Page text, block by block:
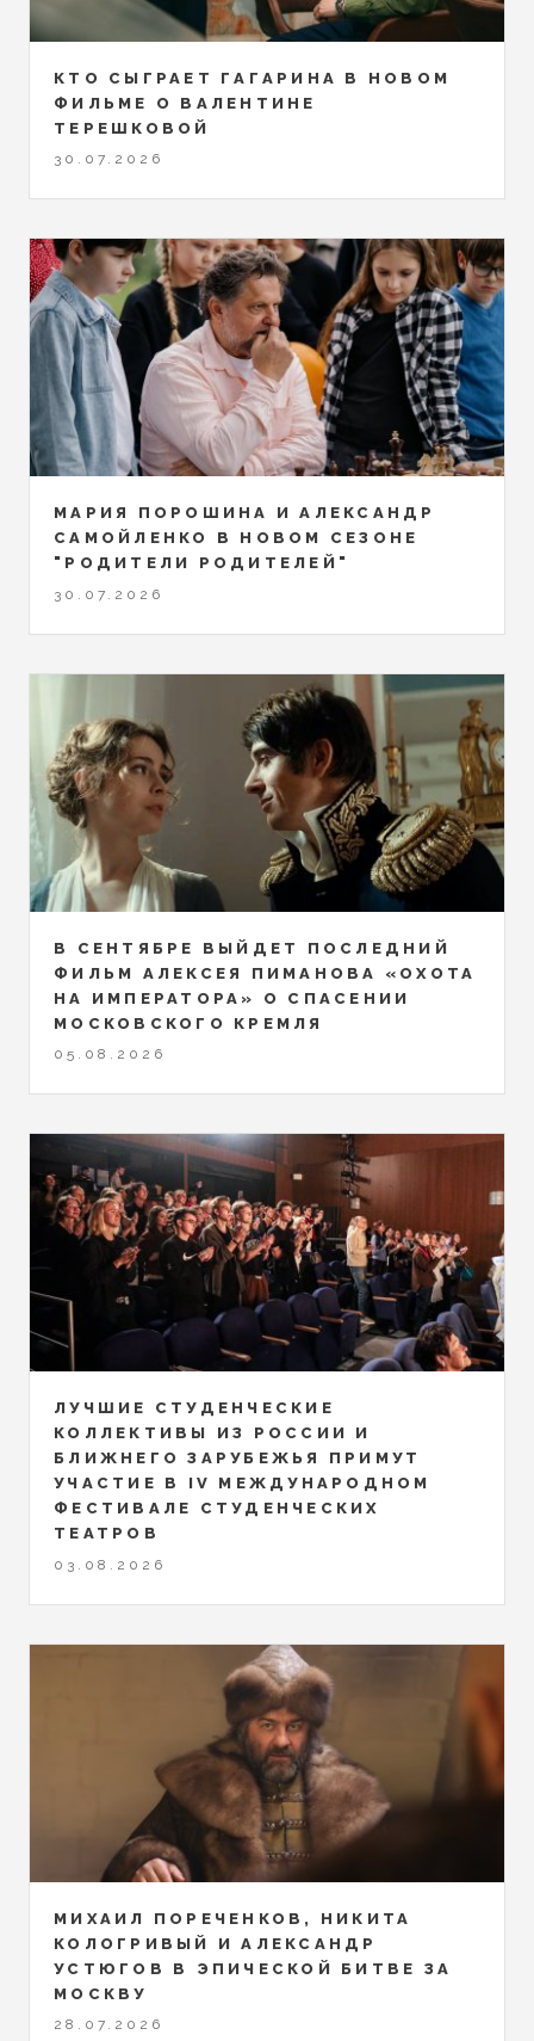
КТО СЫГРАЕТ ГАГАРИНА В НОВОМ
ФИЛЬМЕ О ВАЛЕНТИНЕ
ТЕРЕШКОВОЙ
30.07.2026
МАРИЯ ПОРОШИНА И АЛЕКСАНДР
САМОЙЛЕНКО В НОВОМ СЕЗОНЕ
"РОДИТЕЛИ РОДИТЕЛЕЙ"
30.07.2026
В СЕНТЯБРЕ ВЫЙДЕТ ПОСЛЕДНИЙ
ФИЛЬМ АЛЕКСЕЯ ПИМАНОВА «ОХОТА
НА ИМПЕРАТОРА» О СПАСЕНИИ
МОСКОВСКОГО КРЕМЛЯ
05.08.2026
ЛУЧШИЕ СТУДЕНЧЕСКИЕ
КОЛЛЕКТИВЫ ИЗ РОССИИ И
БЛИЖНЕГО ЗАРУБЕЖЬЯ ПРИМУТ
УЧАСТИЕ В IV МЕЖДУНАРОДНОМ
ФЕСТИВАЛЕ СТУДЕНЧЕСКИХ
ТЕАТРОВ
03.08.2026
МИХАИЛ ПОРЕЧЕНКОВ, НИКИТА
КОЛОГРИВЫЙ И АЛЕКСАНДР
УСТЮГОВ В ЭПИЧЕСКОЙ БИТВЕ ЗА
МОСКВУ
28.07.2026